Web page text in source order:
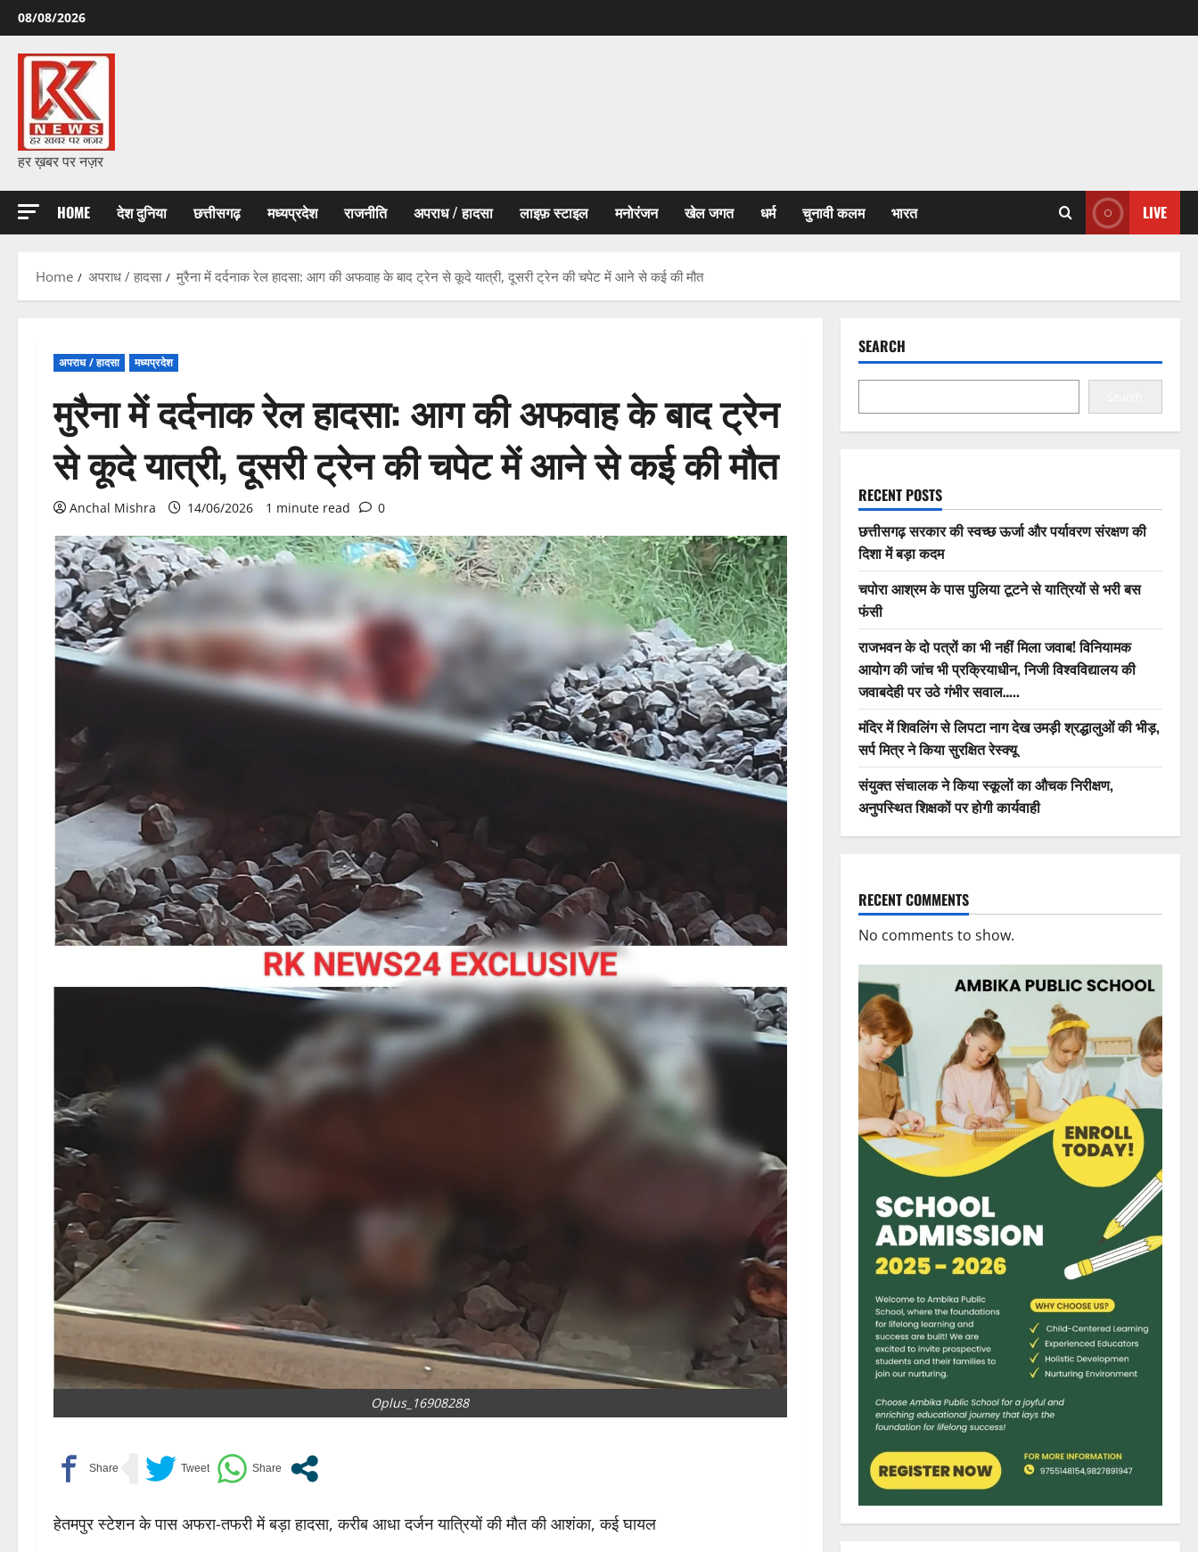
Skip
to
content
08/08/2026
हर ख़बर पर नज़र
HOME देश दुनिया छत्तीसगढ़ मध्यप्रदेश राजनीति अपराध / हादसा लाइफ़ स्टाइल मनोरंजन खेल जगत धर्म चुनावी कलम भारत LIVE
Home अपराध / हादसा मुरैना में दर्दनाक रेल हादसा: आग की अफवाह के बाद ट्रेन से कूदे यात्री, दूसरी ट्रेन की चपेट में आने से कई की मौत
अपराध / हादसा मध्यप्रदेश
मुरैना में दर्दनाक रेल हादसा: आग की अफवाह के बाद ट्रेन
से कूदे यात्री, दूसरी ट्रेन की चपेट में आने से कई की मौत
Anchal Mishra 14/06/2026 1 minute read 0
Oplus_16908288
हेतमपुर स्टेशन के पास अफरा-तफरी में बड़ा हादसा, करीब आधा दर्जन यात्रियों की मौत की आशंका, कई घायल
SEARCH
RECENT POSTS
छत्तीसगढ़ सरकार की स्वच्छ ऊर्जा और पर्यावरण संरक्षण की
दिशा में बड़ा कदम
चपोरा आश्रम के पास पुलिया टूटने से यात्रियों से भरी बस
फंसी
राजभवन के दो पत्रों का भी नहीं मिला जवाब! विनियामक
आयोग की जांच भी प्रक्रियाधीन, निजी विश्वविद्यालय की
जवाबदेही पर उठे गंभीर सवाल…..
मंदिर में शिवलिंग से लिपटा नाग देख उमड़ी श्रद्धालुओं की भीड़,
सर्प मित्र ने किया सुरक्षित रेस्क्यू
संयुक्त संचालक ने किया स्कूलों का औचक निरीक्षण,
अनुपस्थित शिक्षकों पर होगी कार्यवाही
RECENT COMMENTS
No comments to show.